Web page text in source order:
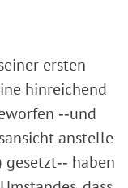
ersten
hinreichend
‑‑und
anstelle
haben